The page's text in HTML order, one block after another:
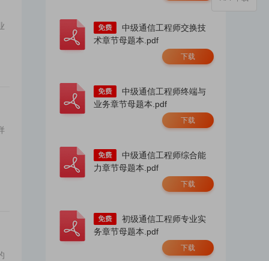
术章节母题本.pdf
下载
业务章节母题本.pdf
下载
力章节母题本.pdf
下载
务章节母题本.pdf
下载